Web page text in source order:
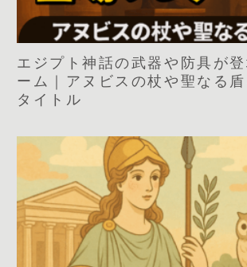
エジプト神話の武器や防具が
ーム｜アヌビスの杖や聖なる
タイトル